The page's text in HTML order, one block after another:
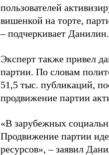
пользователей
вишенкой на торте,
– подчеркивает Данилин.
Эксперт также привел
партии. По словам
51,5 тыс. публикаций,
продвижение партии
«В зарубежных
Продвижение партии
ресурсов», – заявил